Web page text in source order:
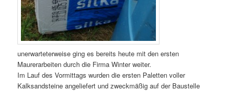
unerwarteterweise ging es bereits heute mit den ersten
Maurerarbeiten durch die Firma Winter weiter.
Im Lauf des Vormittags wurden die ersten Paletten voller
Kalksandsteine angeliefert und zweckmäßig auf der Baustelle